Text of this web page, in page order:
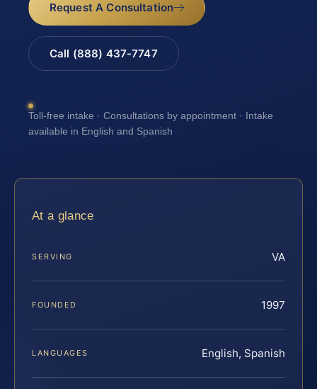
Request A Consultation
Call (888) 437-7747
Toll-free intake · Consultations by appointment · Intake
available in English and Spanish
At a glance
SERVING VA
FOUNDED 1997
LANGUAGES English, Spanish